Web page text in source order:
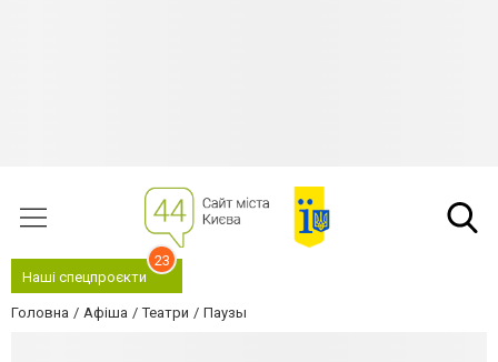
Наші спецпроєкти
23
Головна Афіша Театри Паузы